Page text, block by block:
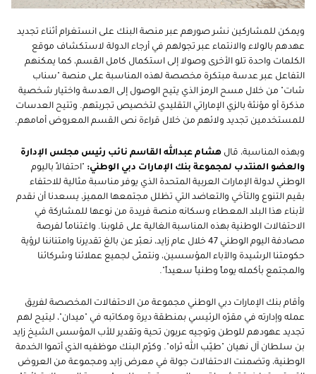
ويمكن للمشاركين نشر صورهم عبر منصة البنك على انستغرام أثناء تجديد
عهدهم بالولاء والانتماء عبر تجولهم في أرجاء الدولة لاستكشاف موقع
الكلمات واحدة تلو الأخرى وصولا إلى استكمال كامل القسم، كما يمكنهم
التفاعل عبر عدسة مبتكرة مخصصة لهذه المناسبة على منصة "سناب
شات" من خلال مسح الرمز الذي يتيح الوصول إلى العدسة واختيار شخصية
مذكرة أو مؤنثة بالزي الإماراتي التقليدي لتخصيص تجربتهم. وتتيح العدسات
للمستخدمين تجديد ولائهم من خلال قراءة نص القسم المعروض أمامهم.
وبهذه المناسبة، قال هشام عبدالله القاسم نائب رئيس مجلس الإدارة
والعضو المنتدب لمجموعة بنك الإمارات دبي الوطني: "احتفالاً باليوم
الوطني لدولة الإمارات العربية المتحدة الذي يوفر مناسبة مثالية للاحتفاء
بقيم التنوع والتآخي والتعاضد التي تظلل مجتمعها المميز، يسعدنا أن نقدم
لأبناء هذا البلد المعطاء وسكانه منصة فريدة من نوعها للمشاركة في
الاحتفالات الوطنية بهذه المناسبة الغالية على قلوبنا. واغتناماً لفرصة
مصادفة اليوم الوطني 47 خلال عام زايد، نعبّر عن بالغ تقديرنا وامتناننا لرؤية
حكومتنا الرشيدة والآباء المؤسسين، ونتمنّى لجميع عملائنا وشركائنا
والمجتمع بأكمله يوماً وطنياً سعيداً".
وأقام بنك الإمارات دبي الوطني مجموعة من الاحتفالات المخصصة لفريق
عمله وإدارته في مقرّه الرئيسي بمنطقة ديرة ومكاتبه في "ميدان"، ليتيح لهم
تجديد عهودهم للوطن وتوجيه عربون تحية وتقدير للأب المؤسس الشيخ زايد
بن سلطان آل نهيان "طيّب الله ثراه". وكرّم البنك موظفيه الذي أتموا الخدمة
الوطنية، وتضمنت الاحتفالات جولة في معرض زايد ومجموعة من العروض